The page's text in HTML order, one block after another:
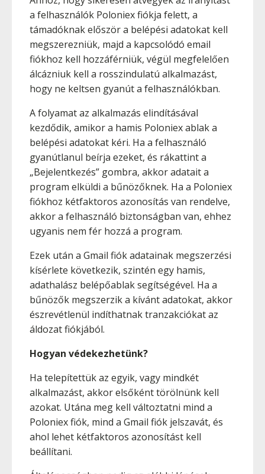
a felhasználók Poloniex fiókja felett, a
támadóknak először a belépési adatokat kell
megszerezniük, majd a kapcsolódó email
fiókhoz kell hozzáférniük, végül megfelelően
álcázniuk kell a rosszindulatú alkalmazást,
hogy ne keltsen gyanút a felhasználókban.
A folyamat az alkalmazás elindításával
kezdődik, amikor a hamis Poloniex ablak a
belépési adatokat kéri. Ha a felhasználó
gyanútlanul beírja ezeket, és rákattint a
„Bejelentkezés” gombra, akkor adatait a
program elküldi a bűnözőknek. Ha a Poloniex
fiókhoz kétfaktoros azonosítás van rendelve,
akkor a felhasználó biztonságban van, ehhez
ugyanis nem fér hozzá a program.
Ezek után a Gmail fiók adatainak megszerzési
kísérlete következik, szintén egy hamis,
adathalász belépőablak segítségével. Ha a
bűnözők megszerzik a kívánt adatokat, akkor
észrevétlenül indíthatnak tranzakciókat az
áldozat fiókjából.
Hogyan védekezhetünk?
Ha telepítettük az egyik, vagy mindkét
alkalmazást, akkor elsőként törölnünk kell
azokat. Utána meg kell változtatni mind a
Poloniex fiók, mind a Gmail fiók jelszavát, és
ahol lehet kétfaktoros azonosítást kell
beállítani.